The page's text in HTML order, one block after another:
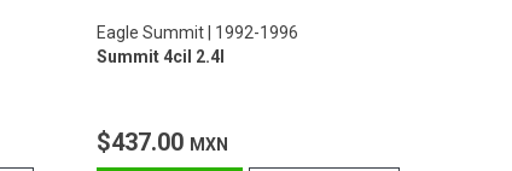
Eagle Summit
1992-1996
Summit 4cil 2.4l
$437.00 MXN